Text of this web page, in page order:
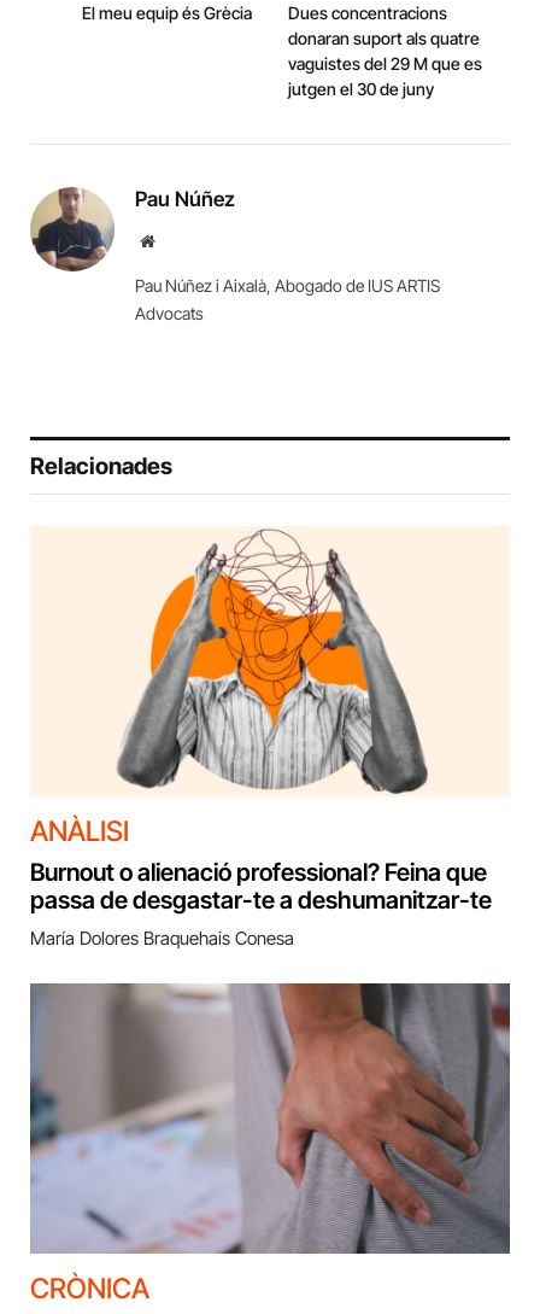
El meu equip és Grècia
Dues concentracions
donaran suport als quatre
vaguistes del 29 M que es
jutgen el 30 de juny
Pau Núñez
Website
Pau Núñez i Aixalà, Abogado de IUS ARTIS
Advocats
Relacionades
ANÀLISI
Burnout o alienació professional? Feina que
passa de desgastar-te a deshumanitzar-te
María Dolores Braquehais Conesa
CRÒNICA